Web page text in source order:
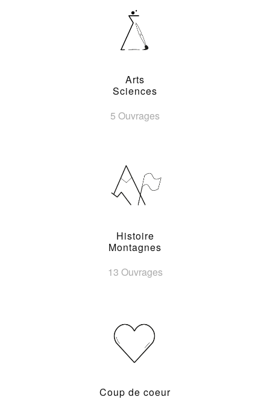
Arts
Sciences
5 Ouvrages
Histoire
Montagnes
13 Ouvrages
Coup de coeur